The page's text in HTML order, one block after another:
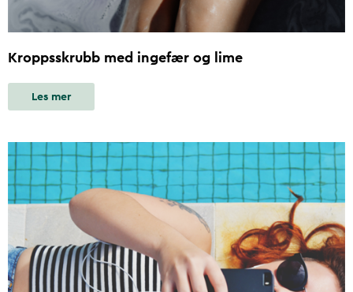
Kroppsskrubb med ingefær og lime
Les mer